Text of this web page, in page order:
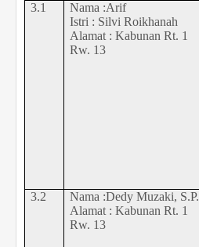
3.1
Nama :Arif
Istri : Silvi Roikhanah
Alamat : Kabunan Rt. 1
Rw. 13
3.2
Nama :Dedy Muzaki, S.P.
Alamat : Kabunan Rt. 1
Rw. 13